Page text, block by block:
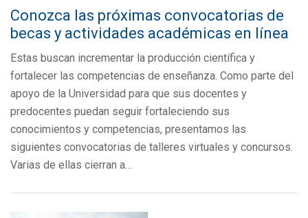
Conozca las próximas convocatorias de
becas y actividades académicas en línea
Estas buscan incrementar la producción científica y
fortalecer las competencias de enseñanza. Como parte del
apoyo de la Universidad para que sus docentes y
predocentes puedan seguir fortaleciendo sus
conocimientos y competencias, presentamos las
siguientes convocatorias de talleres virtuales y concursos.
Varias de ellas cierran a…